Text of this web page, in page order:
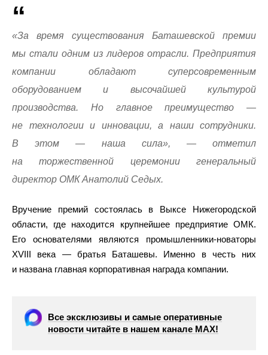
«За время существования Баташевской премии
мы стали одним из лидеров отрасли. Предприятия
компании обладают суперсовременным
оборудованием и высочайшей культурой
производства. Но главное преимущество —
не технологии и инновации, а наши сотрудники.
В этом — наша сила», — отметил
на торжественной церемонии генеральный
директор ОМК Анатолий Седых.
Вручение премий состоялась в Выксе Нижегородской
области, где находится крупнейшее предприятие ОМК.
Его основателями являются промышленники-новаторы
XVIII века — братья Баташевы. Именно в честь них
и названа главная корпоративная награда компании.
Все эксклюзивы и самые оперативные
новости читайте в нашем канале МАХ!